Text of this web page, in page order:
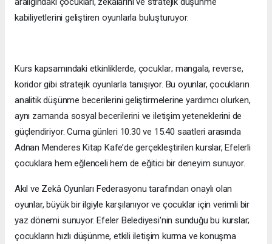
kabiliyetlerini geliştiren oyunlarla buluşturuyor.
Kurs kapsamındaki etkinliklerde, çocuklar; mangala, reverse,
koridor gibi stratejik oyunlarla tanışıyor. Bu oyunlar, çocukların
analitik düşünme becerilerini geliştirmelerine yardımcı olurken,
aynı zamanda sosyal becerilerini ve iletişim yeteneklerini de
güçlendiriyor. Cuma günleri 10.30 ve 15.40 saatleri arasında
Adnan Menderes Kitap Kafe’de gerçekleştirilen kurslar, Efelerli
çocuklara hem eğlenceli hem de eğitici bir deneyim sunuyor.
Akıl ve Zekâ Oyunları Federasyonu tarafından onaylı olan
oyunlar, büyük bir ilgiyle karşılanıyor ve çocuklar için verimli bir
yaz dönemi sunuyor. Efeler Belediyesi'nin sunduğu bu kurslar;
çocukların hızlı düşünme, etkili iletişim kurma ve konuşma